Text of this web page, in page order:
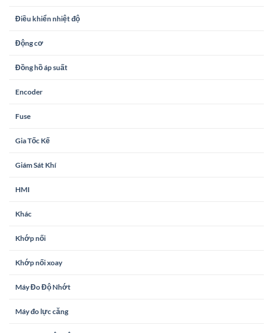
Điều khiển nhiệt độ
Động cơ
Đồng hồ áp suất
Encoder
Fuse
Gia Tốc Kế
Giám Sát Khí
HMI
Khác
Khớp nối
Khớp nối xoay
Máy Đo Độ Nhớt
Máy đo lực căng